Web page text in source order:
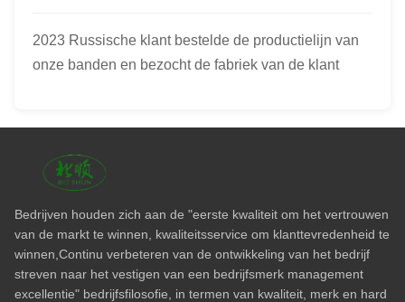
2023 Russische klant bestelde de productielijn van
onze banden en bezocht de fabriek van de klant
Bedrijven houden zich aan de "eerste kwaliteit om het vertrouwen
van de markt te winnen, kwaliteitsservice om klanttevredenheid te
winnen,Continu verbeteren van de ontwikkeling van het bedrijf
streven naar het vestigen van een bedrijfsmerk management
excellentie" bedrijfsfilosofie, in termen van kwaliteit, merk en hard